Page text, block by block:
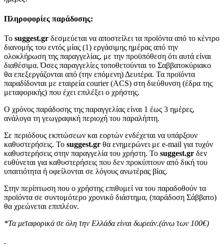
Πληροφορίες παράδοσης:
To suggest.gr δεσμεύεται να αποστείλει τα προϊόντα από το κέντρο
διανομής του εντός μίας (1) εργάσιμης ημέρας από την
ολοκλήρωση της παραγγελίας, με την προϋπόθεση ότι αυτά είναι
διαθέσιμα. Όσες παραγγελίες τοποθετούνται το Σαββατοκύριακο
θα επεξεργάζονται από (την επόμενη) Δευτέρα. Τα προϊόντα
παραδίδονται με εταιρεία courier (ACS) στη διεύθυνση (έδρα της
μεταφορικής) που έχει επιλέξει ο χρήστης.
Ο χρόνος παράδοσης της παραγγελίας είναι 1 έως 3 ημέρες,
ανάλογα τη γεωγραφική περιοχή του παραλήπτη.
Σε περιόδους εκπτώσεων και εορτών ενδέχεται να υπάρξουν
καθυστερήσεις. Το suggest.gr θα ενημερώνει με e-mail για τυχόν
καθυστερήσεις στην παραγγελία του χρήστη. Το suggest.gr δεν
ευθύνεται για καθυστερήσεις που δεν προκύπτουν από δική του
υπαιτιότητα ή οφείλονται σε λόγους ανωτέρας βίας.
Στην περίπτωση που ο χρήστης επιθυμεί να του παραδοθούν τα
προϊόντα σε συντομότερο χρονικό διάστημα, (παράδοση Σάββατο)
θα χρεώνεται επιπλέον.
*Τα μεταφορικά σε όλη την Ελλάδα είναι δωρεάν.(άνω των 100€)